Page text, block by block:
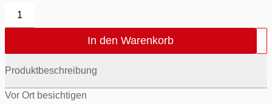
1
In den Warenkorb
Produktbeschreibung
Vor Ort besichtigen